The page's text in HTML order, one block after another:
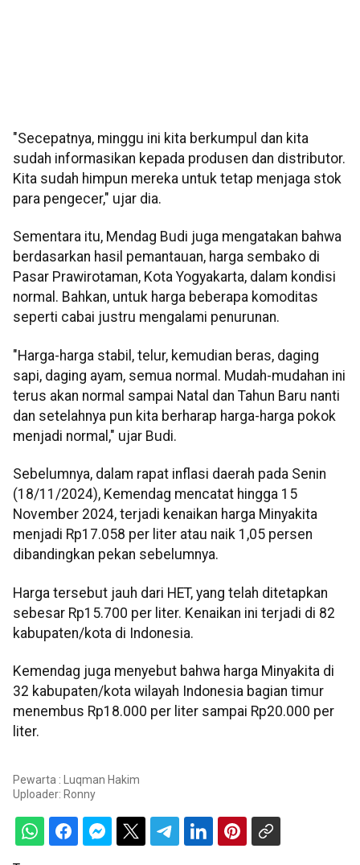
"Secepatnya, minggu ini kita berkumpul dan kita
sudah informasikan kepada produsen dan distributor.
Kita sudah himpun mereka untuk tetap menjaga stok
para pengecer," ujar dia.
Sementara itu, Mendag Budi juga mengatakan bahwa
berdasarkan hasil pemantauan, harga sembako di
Pasar Prawirotaman, Kota Yogyakarta, dalam kondisi
normal. Bahkan, untuk harga beberapa komoditas
seperti cabai justru mengalami penurunan.
"Harga-harga stabil, telur, kemudian beras, daging
sapi, daging ayam, semua normal. Mudah-mudahan ini
terus akan normal sampai Natal dan Tahun Baru nanti
dan setelahnya pun kita berharap harga-harga pokok
menjadi normal," ujar Budi.
Sebelumnya, dalam rapat inflasi daerah pada Senin
(18/11/2024), Kemendag mencatat hingga 15
November 2024, terjadi kenaikan harga Minyakita
menjadi Rp17.058 per liter atau naik 1,05 persen
dibandingkan pekan sebelumnya.
Harga tersebut jauh dari HET, yang telah ditetapkan
sebesar Rp15.700 per liter. Kenaikan ini terjadi di 82
kabupaten/kota di Indonesia.
Kemendag juga menyebut bahwa harga Minyakita di
32 kabupaten/kota wilayah Indonesia bagian timur
menembus Rp18.000 per liter sampai Rp20.000 per
liter.
Pewarta : Luqman Hakim
Uploader: Ronny